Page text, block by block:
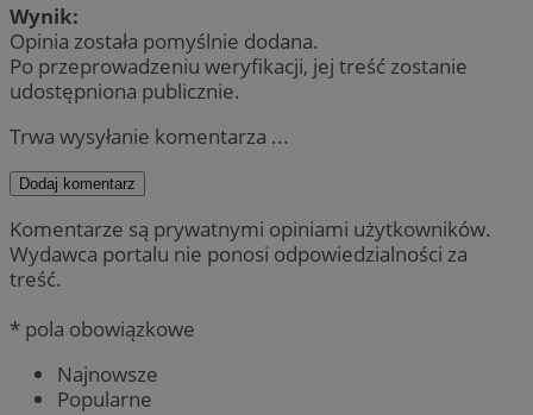
Wynik:
Opinia została pomyślnie dodana.
Po przeprowadzeniu weryfikacji, jej treść zostanie
udostępniona publicznie.
Trwa wysyłanie komentarza ...
Dodaj komentarz
Komentarze są prywatnymi opiniami użytkowników.
Wydawca portalu nie ponosi odpowiedzialności za
treść.
* pola obowiązkowe
Najnowsze
Popularne